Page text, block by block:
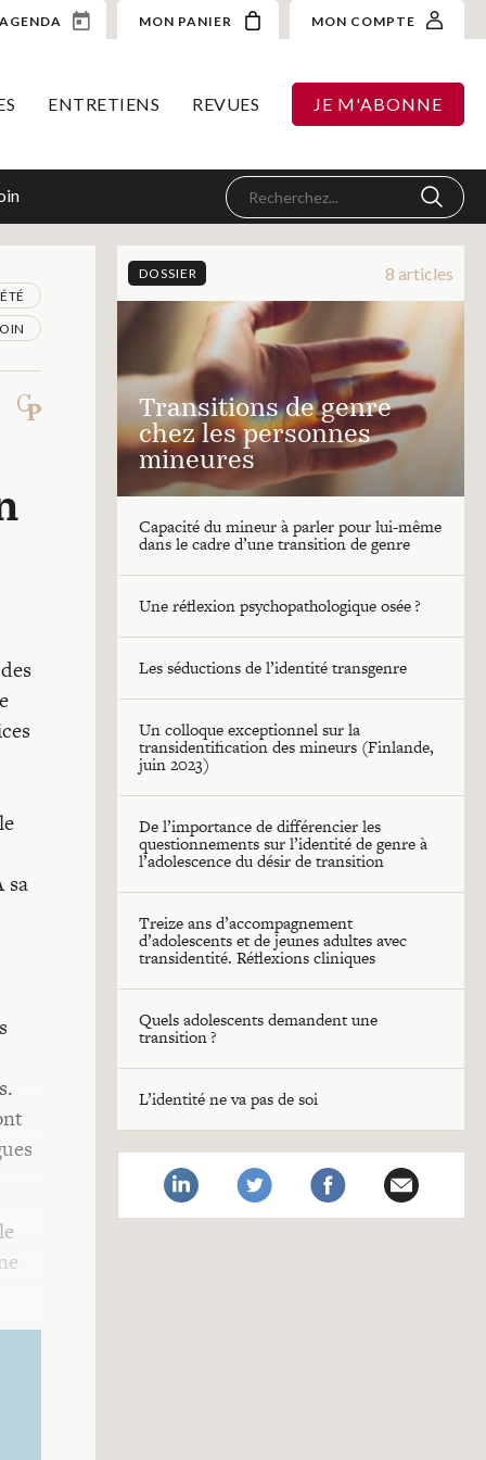
AGENDA MON PANIER MON COMPTE
ENTRETIENS REVUES JE M'ABONNE
sa
DOSSIER 8 articles
Transitions de genre
chez les personnes
mineures
Capacité du mineur à parler pour lui-même
dans le cadre d’une transition de genre
Une réflexion psychopathologique osée ?
Les séductions de l’identité transgenre
Un colloque exceptionnel sur la
transidentification des mineurs (Finlande,
juin 2023)
De l’importance de différencier les
questionnements sur l’identité de genre à
l’adolescence du désir de transition
Treize ans d’accompagnement
d’adolescents et de jeunes adultes avec
transidentité. Réflexions cliniques
Quels adolescents demandent une
transition ?
L’identité ne va pas de soi